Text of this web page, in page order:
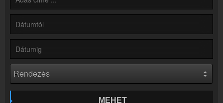
Kapcsolat
Írj nekünk!
Rádiós partnerek
Ágyazd be weboldaladba
Online rádió készítés
Készítés lépésről lépésre
MEHET